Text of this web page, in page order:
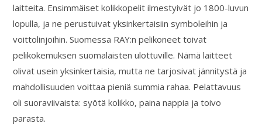
laitteita. Ensimmäiset kolikkopelit ilmestyivät jo 1800-luvun
lopulla, ja ne perustuivat yksinkertaisiin symboleihin ja
voittolinjoihin. Suomessa RAY:n pelikoneet toivat
pelikokemuksen suomalaisten ulottuville. Nämä laitteet
olivat usein yksinkertaisia, mutta ne tarjosivat jännitystä ja
mahdollisuuden voittaa pieniä summia rahaa. Pelattavuus
oli suoraviivaista: syötä kolikko, paina nappia ja toivo
parasta.